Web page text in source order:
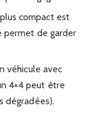
compact est
de garder
véhicule avec
4×4 peut être
dégradées).